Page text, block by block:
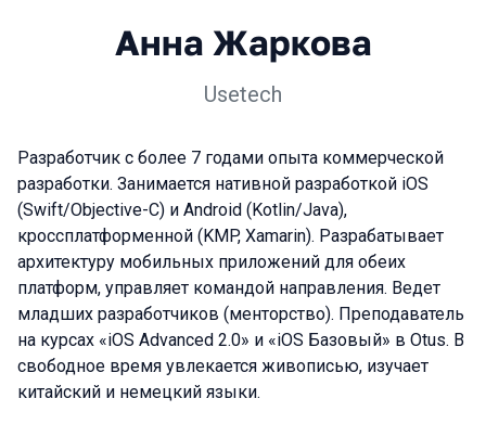
Анна Жаркова
Usetech
Разработчик с более 7 годами опыта коммерческой
разработки. Занимается нативной разработкой iOS
(Swift/Objective-С) и Android (Kotlin/Java),
кроссплатформенной (KMP, Xamarin). Разрабатывает
архитектуру мобильных приложений для обеих
платформ, управляет командой направления. Ведет
младших разработчиков (менторство). Преподаватель
на курсах «iOS Advanced 2.0» и «iOS Базовый» в Otus. В
свободное время увлекается живописью, изучает
китайский и немецкий языки.